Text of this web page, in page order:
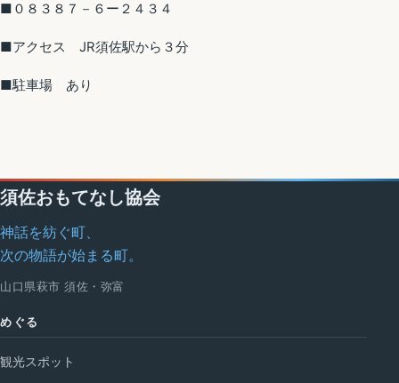
■０８３８７－６ー２４３４
■アクセス JR須佐駅から３分
■駐車場 あり
須佐おもてなし協会
神話を紡ぐ町、
次の物語が始まる町。
山口県萩市 須佐・弥富
めぐる
観光スポット